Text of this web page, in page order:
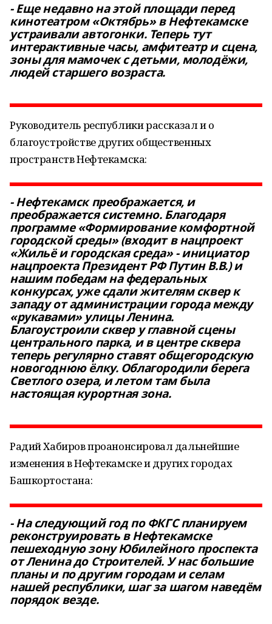
- Еще недавно на этой площади перед
кинотеатром «Октябрь» в Нефтекамске
устраивали автогонки. Теперь тут
интерактивные часы, амфитеатр и сцена,
зоны для мамочек с детьми, молодёжи,
людей старшего возраста.
Руководитель республики рассказал и о
благоустройстве других общественных
пространств Нефтекамска:
- Нефтекамск преображается, и
преображается системно. Благодаря
программе «Формирование комфортной
городской среды» (входит в нацпроект
«Жильё и городская среда» - инициатор
нацпроекта Президент РФ Путин В.В.) и
нашим победам на федеральных
конкурсах, уже сдали жителям сквер к
западу от администрации города между
«рукавами» улицы Ленина.
Благоустроили сквер у главной сцены
центрального парка, и в центре сквера
теперь регулярно ставят общегородскую
новогоднюю ёлку. Облагородили берега
Светлого озера, и летом там была
настоящая курортная зона.
Радий Хабиров проанонсировал дальнейшие
изменения в Нефтекамске и других городах
Башкортостана:
- На следующий год по ФКГС планируем
реконструировать в Нефтекамске
пешеходную зону Юбилейного проспекта
от Ленина до Строителей. У нас большие
планы и по другим городам и селам
нашей республики, шаг за шагом наведём
порядок везде.